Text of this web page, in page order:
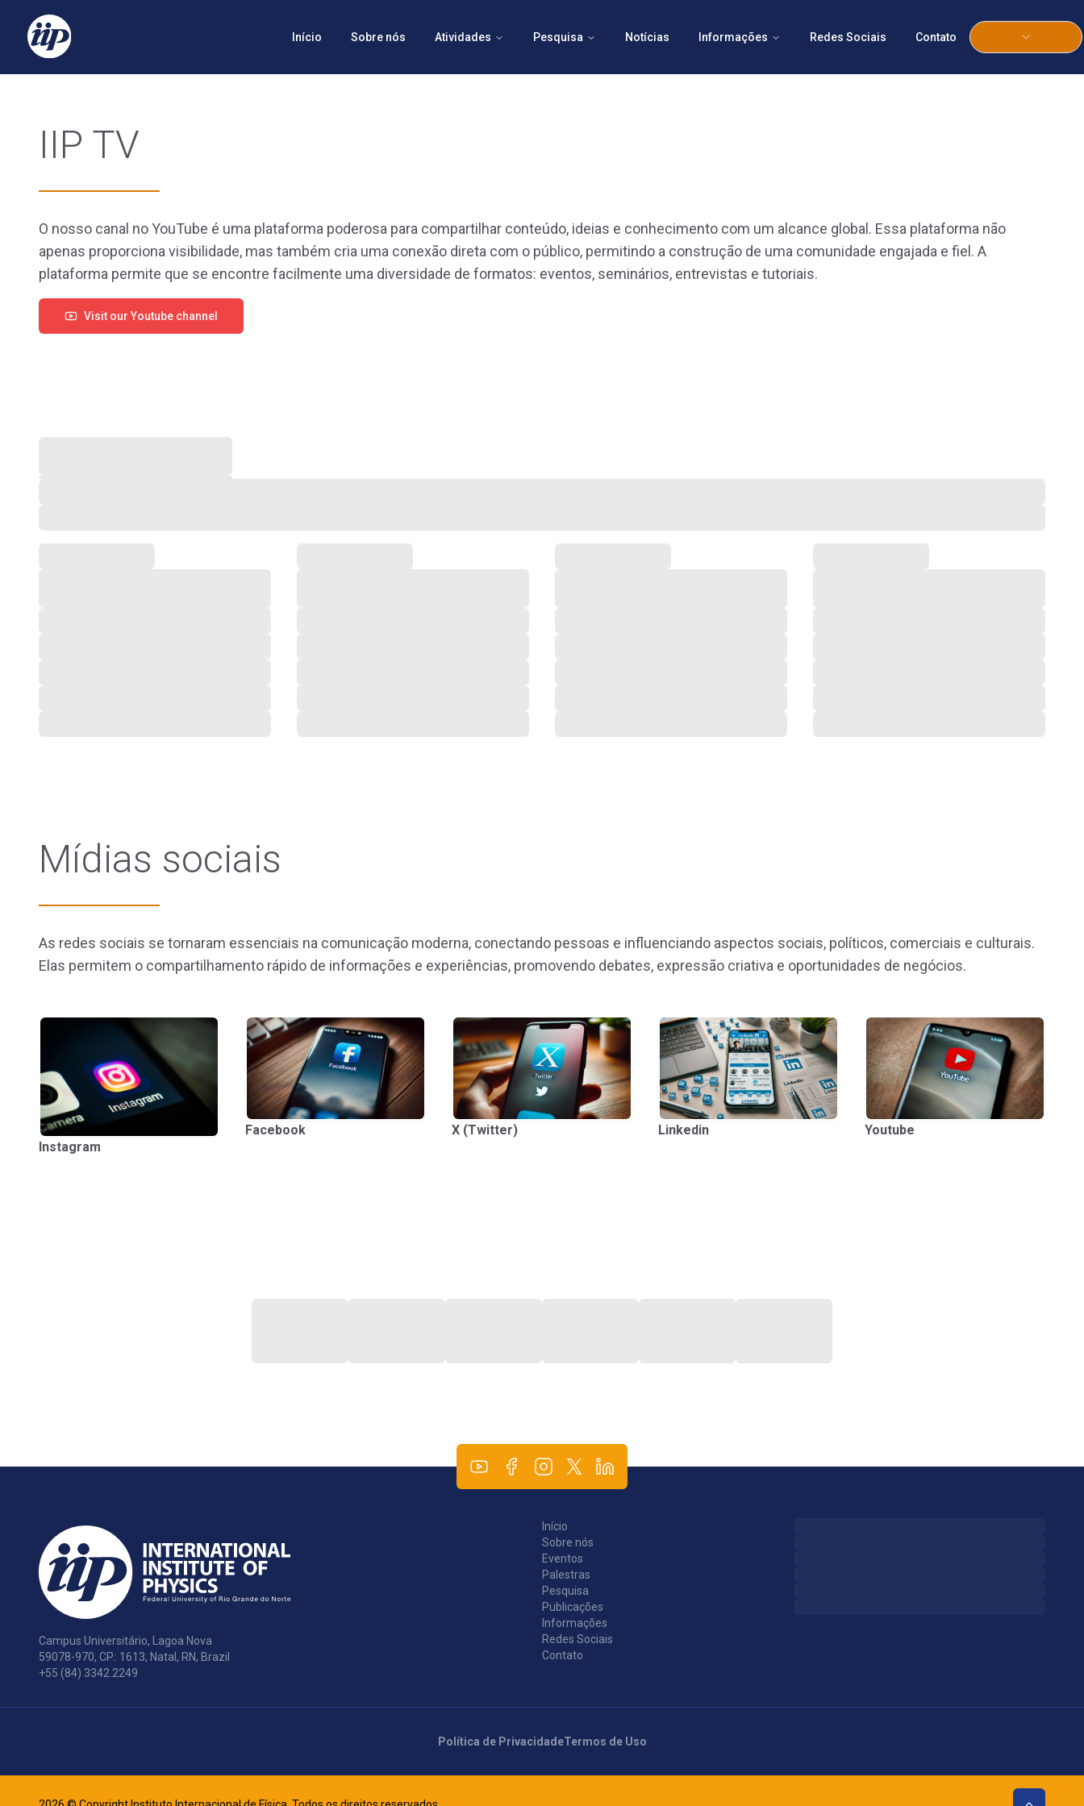
Início Sobre nós Atividades Pesquisa Notícias Informações Redes Sociais Contato
IIP TV
O nosso canal no YouTube é uma plataforma poderosa para compartilhar conteúdo, ideias e conhecimento com um alcance global. Essa plataforma não
apenas proporciona visibilidade, mas também cria uma conexão direta com o público, permitindo a construção de uma comunidade engajada e fiel. A
plataforma permite que se encontre facilmente uma diversidade de formatos: eventos, seminários, entrevistas e tutoriais.
Visit our Youtube channel
Mídias sociais
As redes sociais se tornaram essenciais na comunicação moderna, conectando pessoas e influenciando aspectos sociais, políticos, comerciais e culturais.
Elas permitem o compartilhamento rápido de informações e experiências, promovendo debates, expressão criativa e oportunidades de negócios.
Instagram
Facebook X (Twitter) Linkedin Youtube
Campus Universitário, Lagoa Nova
59078-970, CP.: 1613, Natal, RN, Brazil
+55 (84) 3342.2249
Início
Sobre nós
Eventos
Palestras
Pesquisa
Publicações
Informações
Redes Sociais
Contato
Política de PrivacidadeTermos de Uso